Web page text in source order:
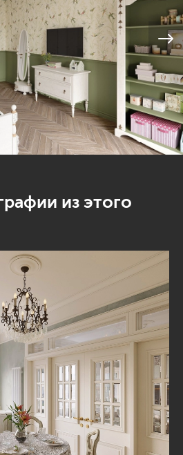
из этого